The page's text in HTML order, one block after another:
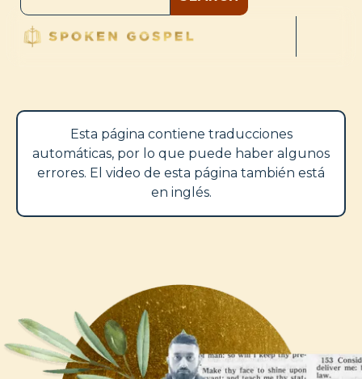
Esta página contiene traducciones
automáticas, por lo que puede haber algunos
errores. El video de esta página también está
en inglés.